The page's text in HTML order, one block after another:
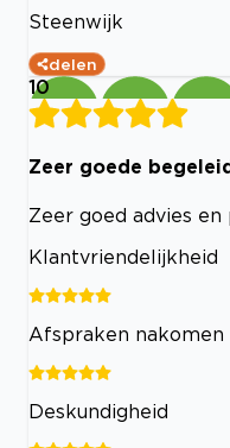
Steenwijk
delen
10
Zeer goede
Zeer goed advies
Klantvriendelijkheid
Afspraken nakomen
Deskundigheid